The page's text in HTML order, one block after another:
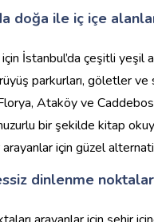
doğa ile iç içe
İstanbul’da çeşitli yeşil
parkurları, göletler
Ataköy ve
bir şekilde kitap
için güzel
dinlenme